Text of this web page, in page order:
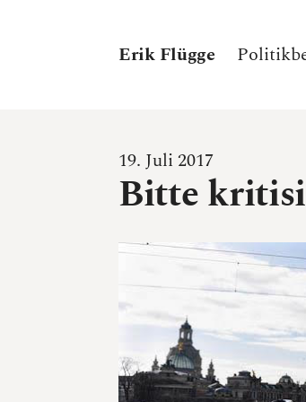
Erik Flügge
19. Juli 2017
Bitte